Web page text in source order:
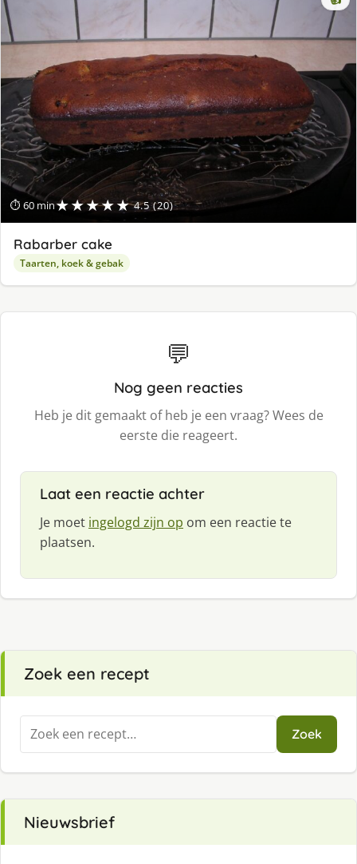
⏱ 60 min★★★★★ 4.5 (20)
Rabarber cake
Taarten, koek & gebak
💬
Nog geen reacties
Heb je dit gemaakt of heb je een vraag? Wees de
eerste die reageert.
Laat een reactie achter
Je moet ingelogd zijn op om een reactie te
plaatsen.
Zoek een recept
Zoeken
naar:
Zoek
Nieuwsbrief